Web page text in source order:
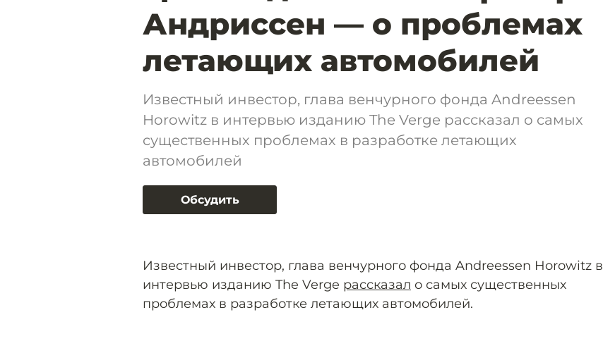
Андриссен — о проблемах
летающих автомобилей
Известный инвестор, глава венчурного фонда Andreessen
Horowitz в интервью изданию The Verge рассказал о самых
существенных проблемах в разработке летающих
автомобилей
Обсудить
Известный инвестор, глава венчурного фонда Andreessen Horowitz в
интервью изданию The Verge рассказал о самых существенных
проблемах в разработке летающих автомобилей.